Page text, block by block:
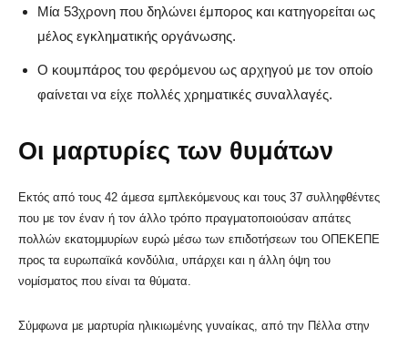
Μία 53χρονη που δηλώνει έμπορος και κατηγορείται ως
μέλος εγκληματικής οργάνωσης.
Ο κουμπάρος του φερόμενου ως αρχηγού με τον οποίο
φαίνεται να είχε πολλές χρηματικές συναλλαγές.
Οι μαρτυρίες των θυμάτων
Εκτός από τους 42 άμεσα εμπλεκόμενους και τους 37 συλληφθέντες
που με τον έναν ή τον άλλο τρόπο πραγματοποιούσαν απάτες
πολλών εκατομμυρίων ευρώ μέσω των επιδοτήσεων του ΟΠΕΚΕΠΕ
προς τα ευρωπαϊκά κονδύλια, υπάρχει και η άλλη όψη του
νομίσματος που είναι τα θύματα.
Σύμφωνα με μαρτυρία ηλικιωμένης γυναίκας, από την Πέλλα στην